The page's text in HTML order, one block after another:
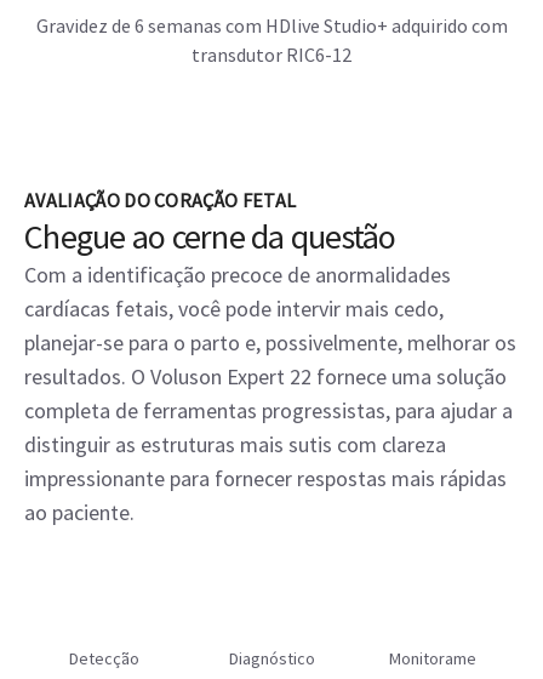
Gravidez de 6 semanas com HDlive Studio+ adquirido com
transdutor RIC6-12
AVALIAÇÃO DO CORAÇÃO FETAL
Chegue ao cerne da questão
Com a identificação precoce de anormalidades
cardíacas fetais, você pode intervir mais cedo,
planejar-se para o parto e, possivelmente, melhorar os
resultados. O Voluson Expert 22 fornece uma solução
completa de ferramentas progressistas, para ajudar a
distinguir as estruturas mais sutis com clareza
impressionante para fornecer respostas mais rápidas
ao paciente.
Detecção Diagnóstico Monitoramento